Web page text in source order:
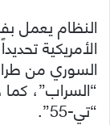
النظام يعمل
الأمريكية
“السراب”،
“تي-55”.